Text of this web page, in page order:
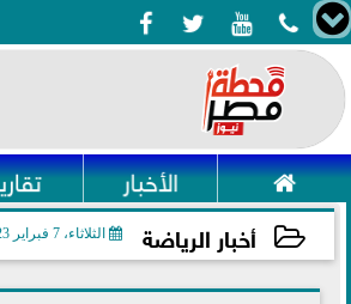
   
 الأخبار
أخبار الرياضة الثلاثاء، 7 فبراير 2023
2023-02-07 11:55:28